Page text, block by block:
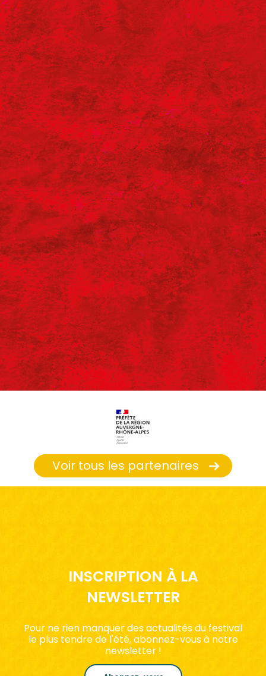
Voir tous les partenaires
INSCRIPTION À LA
NEWSLETTER
Pour ne rien manquer des actualités du festival
le plus tendre de l'été, abonnez-vous à notre
newsletter !